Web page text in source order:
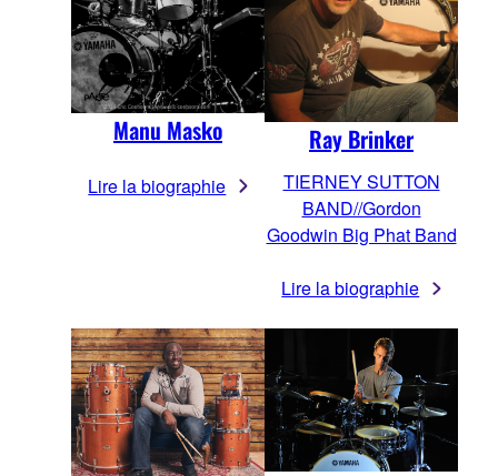
Manu Masko
Lire la biographie
Ray Brinker
TIERNEY SUTTON
BAND//Gordon
Goodwin Big Phat Band
Lire la biographie